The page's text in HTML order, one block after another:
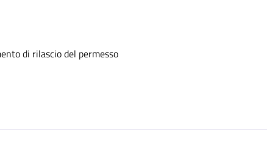
di rilascio del permesso